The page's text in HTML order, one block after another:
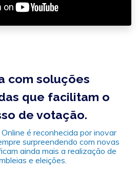
com soluções
que facilitam o
de votação.
é reconhecida por inovar
surpreendendo com novas
ainda mais a realização de
e eleições.